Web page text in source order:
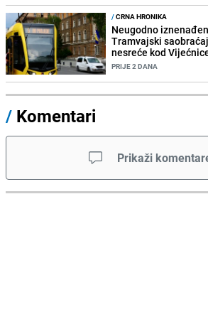
/CRNA HRONIKA
Neugodno
Tramvajski
nesreće kod
PRIJE 2 DANA
/ Komentari
Prikaži